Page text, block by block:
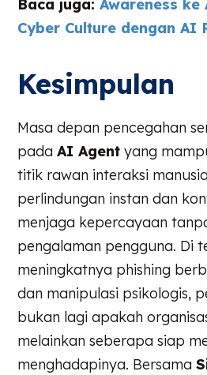
Baca juga:Awareness ke
Cyber Culture dengan AI
Kesimpulan
Masa depan pencegahan
padaAI Agent yang
titik rawan interaksi
perlindungan instan dan
menjaga kepercayaan
pengalaman pengguna. Di
meningkatnya phishing
dan manipulasi psikologis,
bukan lagi apakah
melainkan seberapa siap
menghadapinya. Bersama